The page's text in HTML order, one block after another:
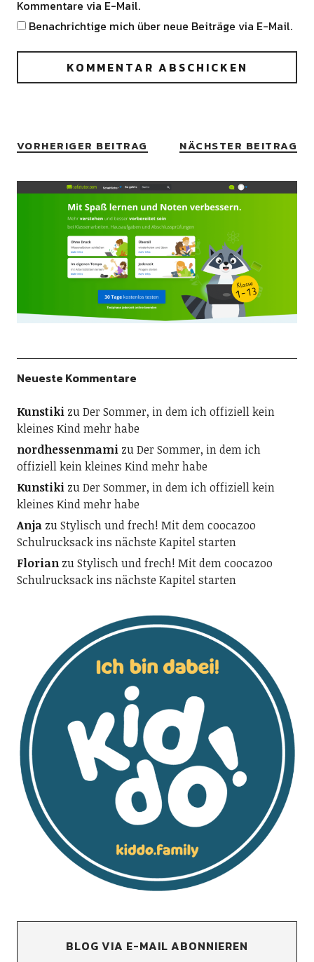
Kommentare via E-Mail.
Benachrichtige mich über neue Beiträge via E-Mail.
VORHERIGER BEITRAG NÄCHSTER BEITRAG
Neueste Kommentare
KunstikizuDer Sommer, in dem ich offiziell kein
kleines Kind mehr habe
nordhessenmamizuDer Sommer, in dem ich
offiziell kein kleines Kind mehr habe
KunstikizuDer Sommer, in dem ich offiziell kein
kleines Kind mehr habe
AnjazuStylisch und frech! Mit dem coocazoo
Schulrucksack ins nächste Kapitel starten
FlorianzuStylisch und frech! Mit dem coocazoo
Schulrucksack ins nächste Kapitel starten
BLOG VIA E-MAIL ABONNIEREN